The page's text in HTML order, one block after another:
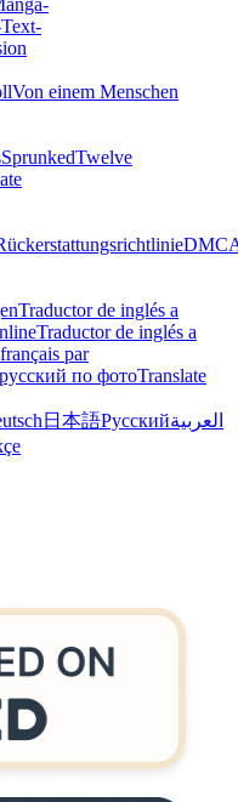
Von einem Menschen
SprunkedTwelve
Traductor de inglés a
Traductor de inglés a
par
по фотоTranslate
日本語Русскийالعربية